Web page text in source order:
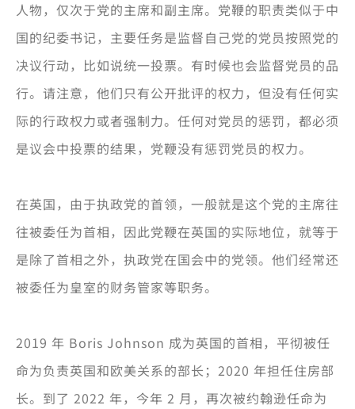
人物，仅次于党的主席和副主席。党鞭的职责类似于中
国的纪委书记，主要任务是监督自己党的党员按照党的
决议行动，比如说统一投票。有时候也会监督党员的品
行。请注意，他们只有公开批评的权力，但没有任何实
际的行政权力或者强制力。任何对党员的惩罚，都必须
是议会中投票的结果，党鞭没有惩罚党员的权力。
在英国，由于执政党的首领，一般就是这个党的主席往
往被委任为首相，因此党鞭在英国的实际地位，就等于
是除了首相之外，执政党在国会中的党领。他们经常还
被委任为皇室的财务管家等职务。
2019 年 Boris Johnson 成为英国的首相，平彻被任
命为负责英国和欧美关系的部长；2020 年担任住房部
长。到了 2022 年，今年 2 月，再次被约翰逊任命为